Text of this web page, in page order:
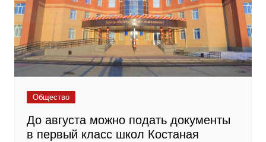
Общество
До августа можно подать документы
в первый класс школ Костаная